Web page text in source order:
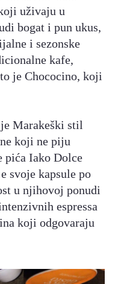
uživaju u
bogat i pun ukus,
i sezonske
kafe,
je Chococino, koji
Marakeški stil
koji ne piju
pića Iako Dolce
svoje kapsule po
u njihovoj ponudi
espressa
koji odgovaraju